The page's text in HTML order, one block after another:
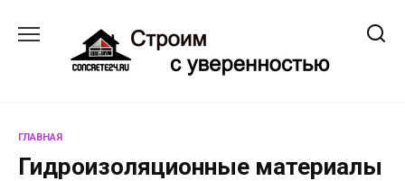
содержанию
ГЛАВНАЯ
Гидроизоляционные материалы